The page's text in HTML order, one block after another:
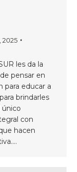
2025
les da la
pensar en
para educar a
brindarles
único
con
hacen